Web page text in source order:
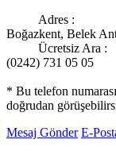
Adres :
Boğazkent, Belek
Ücretsiz Ara :
(0242) 731 05 05
* Bu telefon
doğrudan
Mesaj Gönder E-